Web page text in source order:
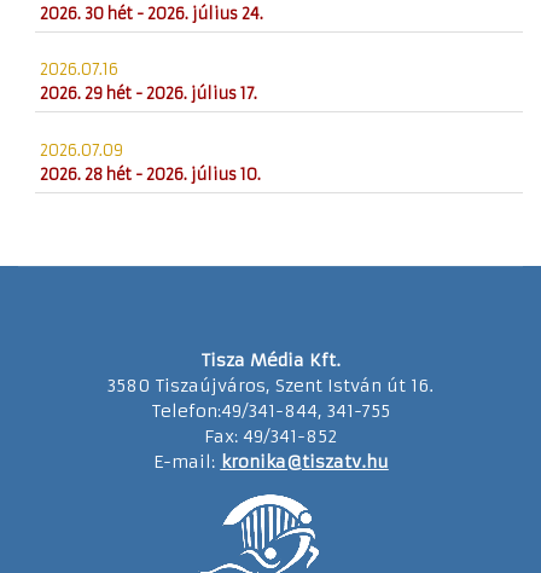
2026. 30 hét - 2026. július 24.
2026.07.16
2026. 29 hét - 2026. július 17.
2026.07.09
2026. 28 hét - 2026. július 10.
Tisza Média Kft.
3580 Tiszaújváros, Szent István út 16.
Telefon:49/341-844, 341-755
Fax: 49/341-852
E-mail: kronika@tiszatv.hu